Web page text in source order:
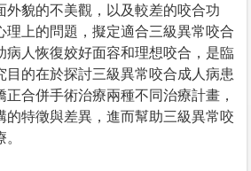
外貌的不美觀，以及較差的咬合功
理上的問題，擬定適合三級異常咬合
病人恢復姣好面容和理想咬合，是臨
目的在於探討三級異常咬合成人病患
合併手術治療兩種不同治療計畫，
的特徵與差異，進而幫助三級異常咬